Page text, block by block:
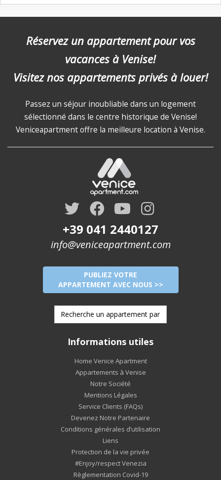
Réservez un appartement pour vos
vacances à Venise!
Visitez nos appartements privés à louer!
Passez un séjour inoubliable dans un logement
sélectionné dans le centre historique de Venise!
Veniceapartment offre la meilleure location à Venise.
+39 041 2440127
info@veniceapartment.com
PUBLIEZ VOTRE
APPARTEMENT AVEC NOUS >>
Informations utiles
Home Venice Apartment
Appartements à Venise
Notre Société
Mentions Légales
Service Clients (FAQs)
Devenez Notre Partenaire
Conditions générales d’utilisation
Liens
Protection de la vie privée
#Enjoy/respect Venezia
Règlementation Covid-19